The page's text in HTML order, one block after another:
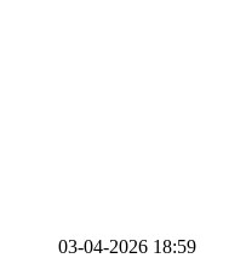
03-04-2026 18:59